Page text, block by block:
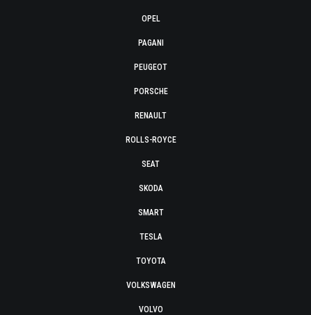
OPEL
PAGANI
PEUGEOT
PORSCHE
RENAULT
ROLLS-ROYCE
SEAT
SKODA
SMART
TESLA
TOYOTA
VOLKSWAGEN
VOLVO